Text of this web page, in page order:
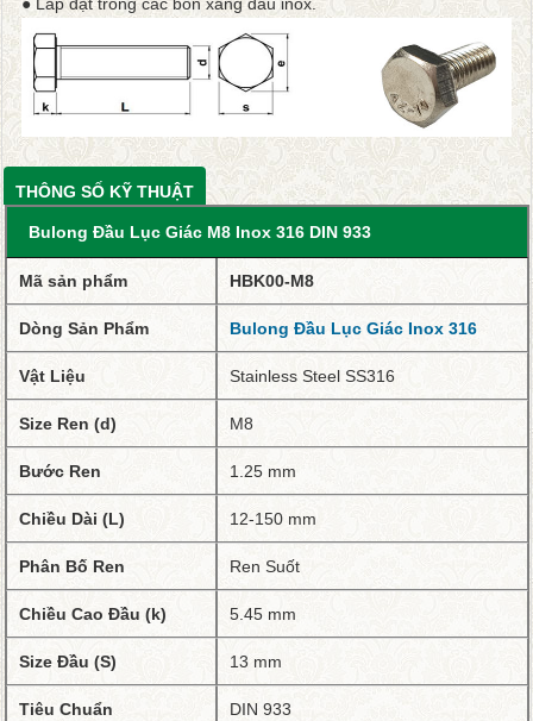
THÔNG SỐ KỸ THUẬT
Bulong Đầu Lục Giác M8 Inox 316 DIN 933
Mã sản phẩm HBK00-M8
Dòng Sản Phẩm Bulong Đầu Lục Giác Inox 316
Vật Liệu Stainless Steel SS316
Size Ren (d) M8
Bước Ren 1.25 mm
Chiều Dài (L) 12-150 mm
Phân Bố Ren Ren Suốt
Chiều Cao Đầu (k) 5.45 mm
Size Đầu (S) 13 mm
Tiêu Chuẩn DIN 933